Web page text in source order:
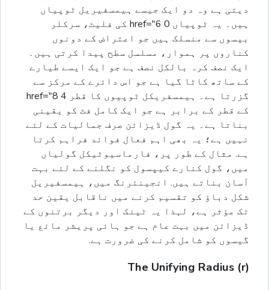
دیتی ہے وہ دو ایک جیسے ہیمسفیریل ٹوپیاں
ہیں۔ یہ ٹوپیاں 0 href="6 کی فلیٹ، سرکلر
بیسوں سے منسلک ہیں جو اعتراض کے دونوں
کناروں پر ہموار، مسلسل سطح پیدا کرتی ہیں۔
ایک نصف کرہ بالکل نصف ہے جو ایک ایسے طیارے
کے ساتھ کاٹا گیا ہے جو اس دائرے کے مرکز سے
گزرتا ہے۔ ہیمسفریکل ٹوپیوں کا قطر 4 href="8
کے قطر کے برابر ہے جو ایک کامل فٹ کو یقینی
بناتا ہے۔ یہ گول ڈیزائن صرف جمالیات کے لئے
نہیں ہے؛ یہ بھی اہم فعال فوائد فراہم کرتا
ہے. مثال کے طور پر، فارماسیوٹیکل گولیاں
میں، گول کنارے کیپسول کو نگلنے کے لئے بہت
آسان بناتے ہیں. انجینئرنگ میں، ہیمسفیریل
شکل دباؤ کو تقسیم کرنے میں ناقابل یقین حد
تک مؤثر ہے، لہذا یہ ٹینک اور دیگر برتنوں کے
ڈیزائن میں بہت عام ہے جو ہائی پریشر مائع یا
گیسوں کو شامل کرنے کی ضرورت ہے.
The Unifying Radius (r)